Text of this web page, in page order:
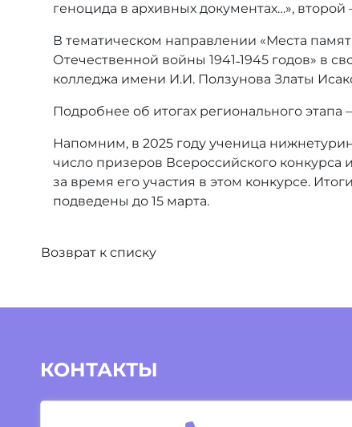
геноцида в архивных документах…»,
В тематическом направлении «Места
Отечественной войны 1941˗1945 годов» в
колледжа имени И.И. Ползунова Златы
Подробнее об итогах регионального этапа –
Напомним, в 2025 году ученица
число призеров Всероссийского конкурса
за время его участия в этом конкурсе.
подведены до 15 марта.
Возврат к списку
КОНТАКТЫ